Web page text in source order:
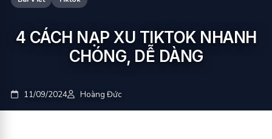
4 CÁCH NẠP XU TIKTOK NHANH
CHÓNG, DỄ DÀNG
11/09/2024 Hoàng Đức